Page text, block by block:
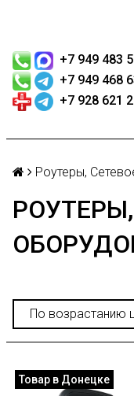
+7 949 483
+7 949 468
+7 928 621
Роутеры,
Товар в Донецке